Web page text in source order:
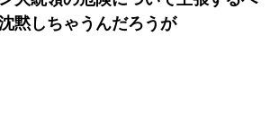
黙しちゃうんだろうが